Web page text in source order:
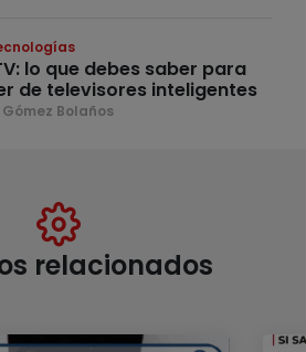
lo que debes saber para
de televisores inteligentes
Bolaños
relacionados